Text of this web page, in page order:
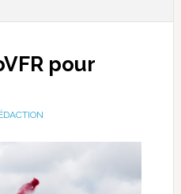
pour